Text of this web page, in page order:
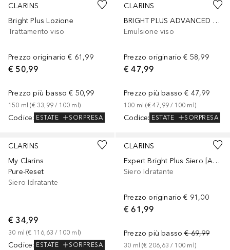
CLARINS
Bright Plus Lozione
Trattamento viso
Prezzo originario € 61,99
€ 50,99
Prezzo più basso € 50,99
150 ml (€ 33,99 / 100 ml)
Codice: ESTATE SORPRESA
CLARINS
BRIGHT PLUS ADVANCED Emulsion Éclat Hydratante
Emulsione viso
Prezzo originario € 58,99
€ 47,99
Prezzo più basso € 47,99
100 ml (€ 47,99 / 100 ml)
Codice: ESTATE SORPRESA
CLARINS
My Clarins
Pure-Reset
Siero Idratante
€ 34,99
30 ml (€ 116,63 / 100 ml)
Codice: ESTATE SORPRESA
CLARINS
Expert Bright Plus Siero [Advanced]
Siero Idratante
Prezzo originario € 91,00
€ 61,99
Prezzo più basso € 69,99
30 ml (€ 206,63 / 100 ml)